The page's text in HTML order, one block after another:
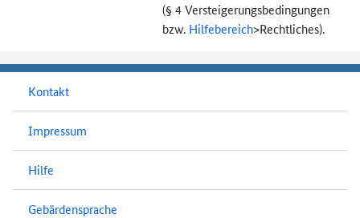
(§ 4 Versteigerungs­bedingungen
bzw. Hilfebereich>Rechtliches).
Kontakt
Impressum
Hilfe
Gebärdensprache